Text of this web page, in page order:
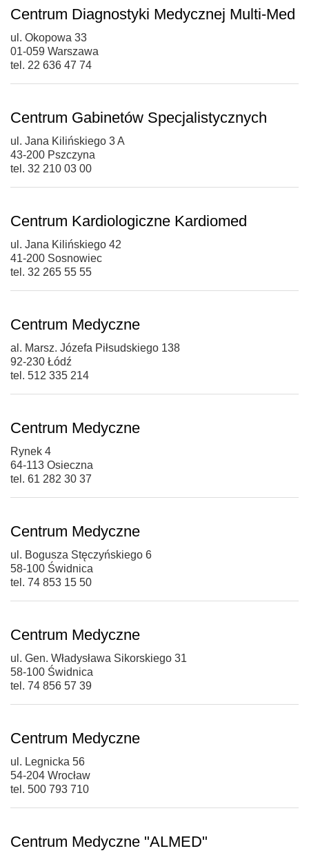
Centrum Diagnostyki Medycznej Multi-Med
ul. Okopowa 33
01-059 Warszawa
tel. 22 636 47 74
Centrum Gabinetów Specjalistycznych
ul. Jana Kilińskiego 3 A
43-200 Pszczyna
tel. 32 210 03 00
Centrum Kardiologiczne Kardiomed
ul. Jana Kilińskiego 42
41-200 Sosnowiec
tel. 32 265 55 55
Centrum Medyczne
al. Marsz. Józefa Piłsudskiego 138
92-230 Łódź
tel. 512 335 214
Centrum Medyczne
Rynek 4
64-113 Osieczna
tel. 61 282 30 37
Centrum Medyczne
ul. Bogusza Stęczyńskiego 6
58-100 Świdnica
tel. 74 853 15 50
Centrum Medyczne
ul. Gen. Władysława Sikorskiego 31
58-100 Świdnica
tel. 74 856 57 39
Centrum Medyczne
ul. Legnicka 56
54-204 Wrocław
tel. 500 793 710
Centrum Medyczne "ALMED"